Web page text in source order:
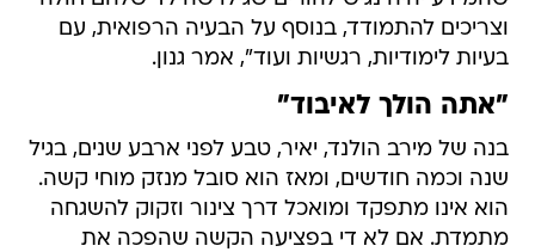
וצריכים להתמודד, בנוסף על הבעיה הרפואית, עם
בעיות לימודיות, רגשיות ועוד", אמר גנון.
"אתה הולך לאיבוד"
בנה של מירב הולנד, יאיר, טבע לפני ארבע שנים, בגיל
שנה וכמה חודשים, ומאז הוא סובל מנזק מוחי קשה.
הוא אינו מתפקד ומואכל דרך צינור וזקוק להשגחה
מתמדת. אם לא די בפציעה הקשה שהפכה את